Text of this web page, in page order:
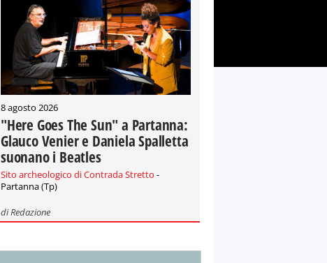
8 agosto 2026
"Here Goes The Sun" a Partanna:
Glauco Venier e Daniela Spalletta
suonano i Beatles
Sito archeologico di Contrada Stretto -
Partanna (Tp)
diRedazione